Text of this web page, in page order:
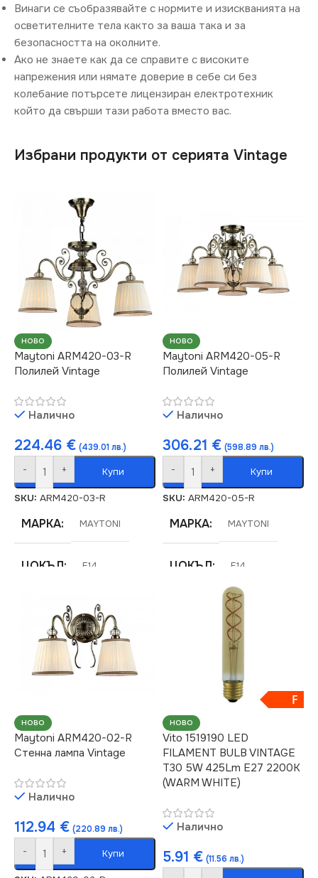
Винаги се съобразявайте с нормите и изискванията на
осветителните тела както за ваша така и за
безопасността на околните.
Ако не знаете как да се справите с високите
напрежения или нямате доверие в себе си без
колебание потърсете лицензиран електротехник
който да свърши тази работа вместо вас.
Избрани продукти от серията Vintage
НОВО
Maytoni ARM420-03-R
Полилей Vintage
Налично
224.46 € (439.01 лв.)
- + Купи
SKU: ARM420-03-R
МАРКА MAYTONI
ЦОКЪЛ E14
Vintage
НАПРЕЖЕНИЕ (V)
СТЕПЕН НА ЗАЩИТА
БРОЙ ФАСУНГИ
ПРЕДНАЗНАЧЕНИЕ
НОВО
Maytoni ARM420-05-R
Полилей Vintage
Налично
306.21 € (598.89 лв.)
- + Купи
SKU: ARM420-05-R
МАРКА MAYTONI
ЦОКЪЛ E14
Vintage
НАПРЕЖЕНИЕ (V)
СТЕПЕН НА ЗАЩИТА
IP20
НОВО
Maytoni ARM420-02-R
Стенна лампа Vintage
Налично
112.94 € (220.89 лв.)
- + Купи
F
НОВО
Vito 1519190 LED
FILAMENT BULB VINTAGE
T30 5W 425Lm E27 2200K
(WARM WHITE)
Налично
5.91 € (11.56 лв.)